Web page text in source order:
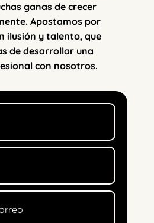
ganas de crecer
Apostamos por
ilusión y talento, que
de desarrollar una
con nosotros.